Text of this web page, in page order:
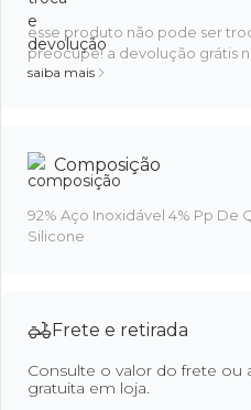
esse produto não pode ser
preocupe! a devolução grátis
saiba mais
Composição
92% Aço Inoxidável 4% Pp De
Silicone
Frete e retirada
Consulte o valor do frete ou
gratuita em loja.